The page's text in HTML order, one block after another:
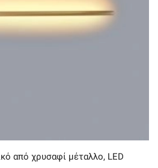
από χρυσαφί μέταλλο, LED